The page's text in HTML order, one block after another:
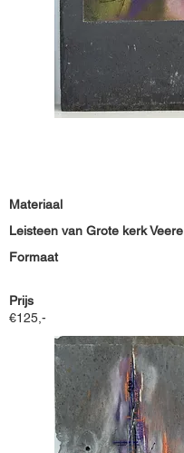
Materiaal
Leisteen van Grote kerk Veere
Formaat
Prijs
€125,-